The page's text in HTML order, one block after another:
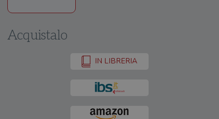
Acquistalo
IN LIBRERIA